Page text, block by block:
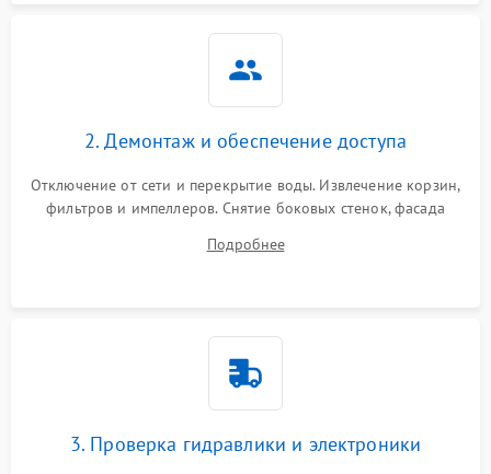
2. Демонтаж и обеспечение доступа
Отключение от сети и перекрытие воды. Извлечение корзин,
фильтров и импеллеров. Снятие боковых стенок, фасада
циркуляционному насосу, ТЭНу и сливной помпе.
Подробнее
3. Проверка гидравлики и электроники